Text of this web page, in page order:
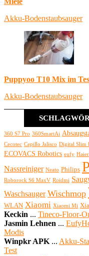
Akku-Bodenstaubsauger
Puppyoo T10 Mix im
Akku-Bodenstaubsauger
360 S7 Pro 360SmartAi
Cecotec Cepillo Jalisco Digital Slim
ECOVACS Robotics eufy Haier
Nassreiniger Neato Philips
Roborock S6 MaxV Roidmi
Waschsauger Wischmop
WLAN Xiaomi Xiaomi Mi
Keckin ... Tineco-Floor-
Jasmin Lehnen ...
Modis
Winpkr APK ... Akku-
Test